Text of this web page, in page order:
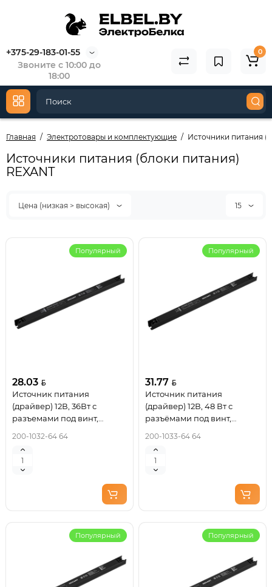
+375-29-183-01-55
Звоните с 10:00 до
18:00
0
Главная Электротовары и комплектующие Источники питания
Источники питания (блоки питания)
REXANT
Цена (низкая > высокая) 15
Популярный
28.03
Источник питания
(драйвер) 12В, 36Вт с
разъемами под винт,
200-1032-64 64
Популярный
31.77
Источник питания
(драйвер) 12В, 48 Вт с
разъёмами под винт,
200-1033-64 64
Популярный Популярный